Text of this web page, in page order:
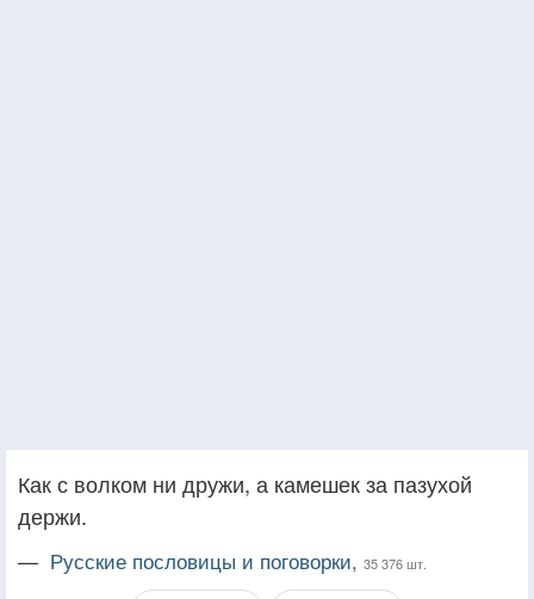
Как с волком ни дружи, а камешек за пазухой
держи.
— Русские пословицы и поговорки, 35 376 шт.